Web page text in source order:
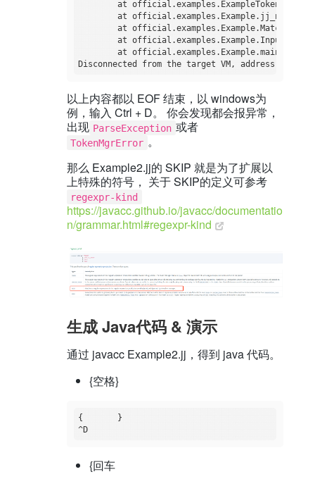
Disconnected from the target VM, address:
以上内容都以 EOF 结束，以 windows为
例，输入 Ctrl + D。 你会发现都会报异常，
出现 ParseException 或者
TokenMgrError 。
那么 Example2.jj的 SKIP 就是为了扩展以
上特殊的符号， 关于 SKIP的定义可参考
regexpr-kind
https://javacc.github.io/javacc/documentatio
n/grammar.html#regexpr-kind
生成 Java代码 & 演示
通过 javacc Example2.jj，得到 java 代码。
{空格}
{	}
^D
{回车